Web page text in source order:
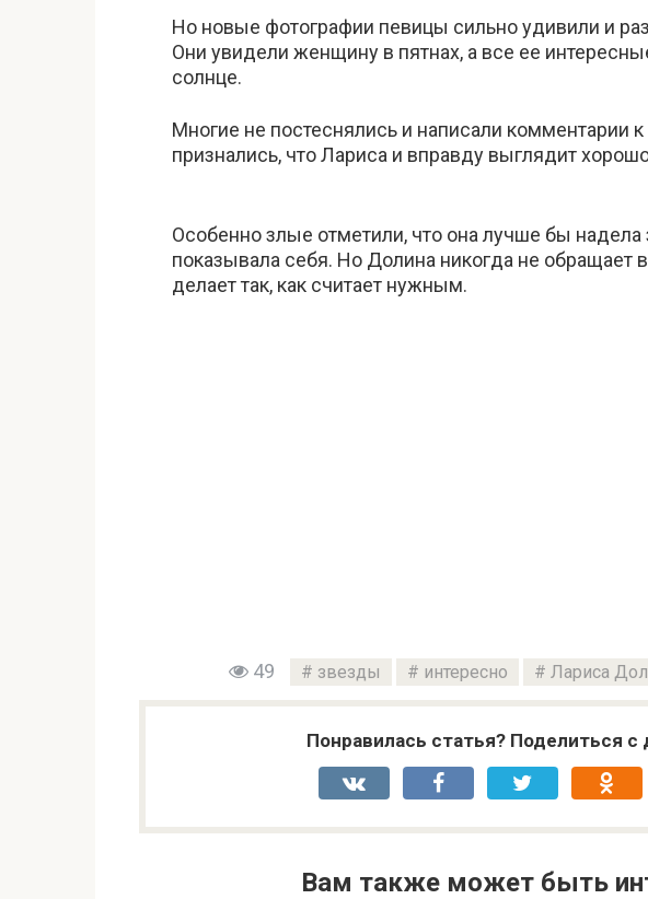
Но новые фотографии певицы сильно удивили и
Они увидели женщину в пятнах, а все ее
солнце.
Многие не постеснялись и написали комментарии
признались, что Лариса и вправду выглядит
Особенно злые отметили, что она лучше бы
показывала себя. Но Долина никогда не обращает
делает так, как считает нужным.
49 звезды интересно Лариса
Понравилась статья? Поделиться с
Вам также может быть